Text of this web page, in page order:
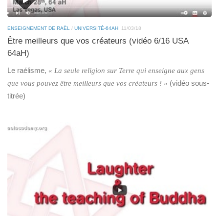
ENSEIGNEMENT DE RAËL / UNIVERSITÉ-64AH 11/03/18
Être meilleurs que vos créateurs (vidéo 6/16 USA
64aH)
Le raélisme, « La seule religion sur Terre qui enseigne aux gens
que vous pouvez être meilleurs que vos créateurs ! » (vidéo sous-
titrée)